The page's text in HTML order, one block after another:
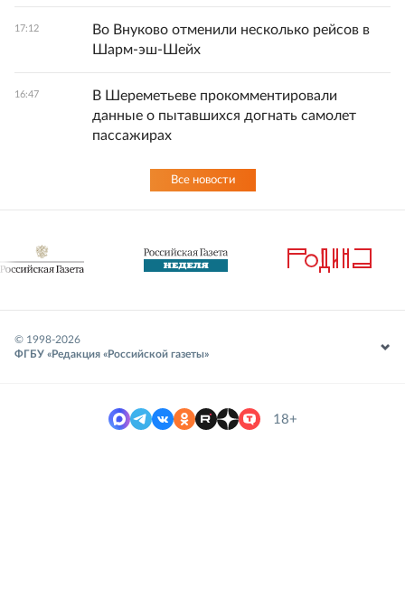
17:12
Во Внуково отменили несколько рейсов в
Шарм-эш-Шейх
16:47
В Шереметьеве прокомментировали
данные о пытавшихся догнать самолет
пассажирах
Все новости
© 1998-2026
ФГБУ «Редакция «Российской газеты»
18+